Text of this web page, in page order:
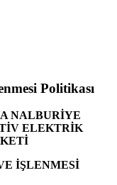
Politikası
NALBURİYE
ELEKTRİK
İŞLENMESİ